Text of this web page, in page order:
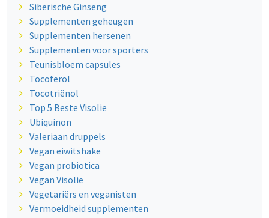
Siberische Ginseng
Supplementen geheugen
Supplementen hersenen
Supplementen voor sporters
Teunisbloem capsules
Tocoferol
Tocotriënol
Top 5 Beste Visolie
Ubiquinon
Valeriaan druppels
Vegan eiwitshake
Vegan probiotica
Vegan Visolie
Vegetariërs en veganisten
Vermoeidheid supplementen